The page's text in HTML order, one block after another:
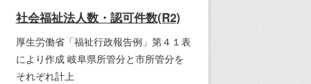
社会福祉法人数・認可件数(R2)
厚生労働省「福祉行政報告例」第４１表
により作成 岐阜県所管分と市所管分を
それぞれ計上